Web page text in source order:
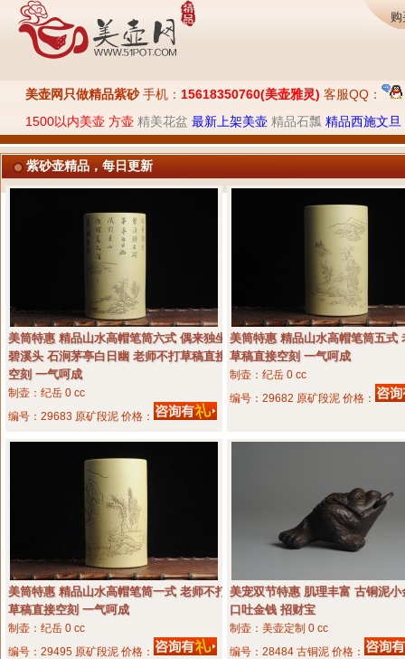
美壶网只做精品紫砂手机： 15618350760(美壶雅灵) 客服QQ：
1500以内美壶 方壶 精美花盆 最新上架美壶 精品石瓢 精品西施文旦
紫砂壶精品，每日更新
美筒特惠 精品山水高帽笔筒六式 偶来独坐
碧溪头 石涧茅亭白日幽 老师不打草稿直接
空刻 一气呵成
制壶：纪岳 0 cc
编号：29683 原矿段泥 价格：
美筒特惠 精品山水高帽笔筒五式
草稿直接空刻 一气呵成
制壶：纪岳 0 cc
编号：29682 原矿段泥 价格：
美筒特惠 精品山水高帽笔筒一式 老师不打
草稿直接空刻 一气呵成
制壶：纪岳 0 cc
编号：29495 原矿段泥 价格：
美宠双节特惠 肌理丰富 古铜泥小
口吐金钱 招财宝
制壶：美壶定制 0 cc
编号：28484 古铜泥 价格：